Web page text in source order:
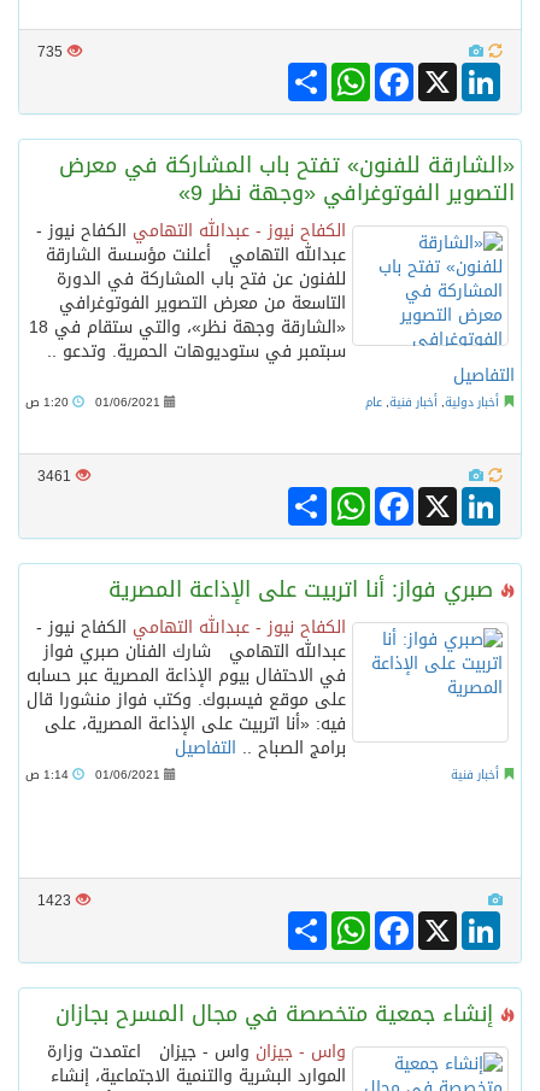
735
Share
WhatsAppFacebook X
LinkedIn
«الشارقة للفنون» تفتح باب المشاركة في معرض
التصوير الفوتوغرافي «وجهة نظر 9»
الكفاح نيوز - عبدالله التهامي الكفاح نيوز -
عبدالله التهامي أعلنت مؤسسة الشارقة
للفنون عن فتح باب المشاركة في الدورة
التاسعة من معرض التصوير الفوتوغرافي
«الشارقة وجهة نظر»، والتي ستقام في 18
سبتمبر في ستوديوهات الحمرية. وتدعو ..
التفاصيل
أخبار دولية, أخبار فنية, عام 01/06/2021
3461
Share
WhatsAppFacebook X
LinkedIn
صبري فواز: أنا اتربيت على الإذاعة المصرية
الكفاح نيوز - عبدالله التهامي الكفاح نيوز -
عبدالله التهامي شارك الفنان صبري فواز
في الاحتفال بيوم الإذاعة المصرية عبر حسابه
على موقع فيسبوك. وكتب فواز منشورا قال
فيه: «أنا اتربيت على الإذاعة المصرية، على
برامج الصباح .. التفاصيل
أخبار فنية 01/06/2021
1423
Share
WhatsAppFacebook X
LinkedIn
إنشاء جمعية متخصصة في مجال المسرح بجازان
واس - جيزان واس - جيزان اعتمدت وزارة
الموارد البشرية والتنمية الاجتماعية، إنشاء